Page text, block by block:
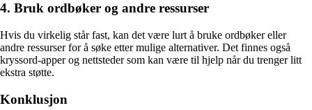
4. Bruk ordbøker og andre ressurser
Hvis du virkelig står fast, kan det være lurt å bruke ordbøker eller
andre ressurser for å søke etter mulige alternativer. Det finnes også
kryssord-apper og nettsteder som kan være til hjelp når du trenger litt
ekstra støtte.
Konklusjon